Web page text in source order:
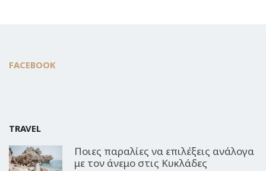
FACEBOOK
TRAVEL
Ποιες παραλίες να επιλέξεις ανάλογα
με τον άνεμο στις Κυκλάδες